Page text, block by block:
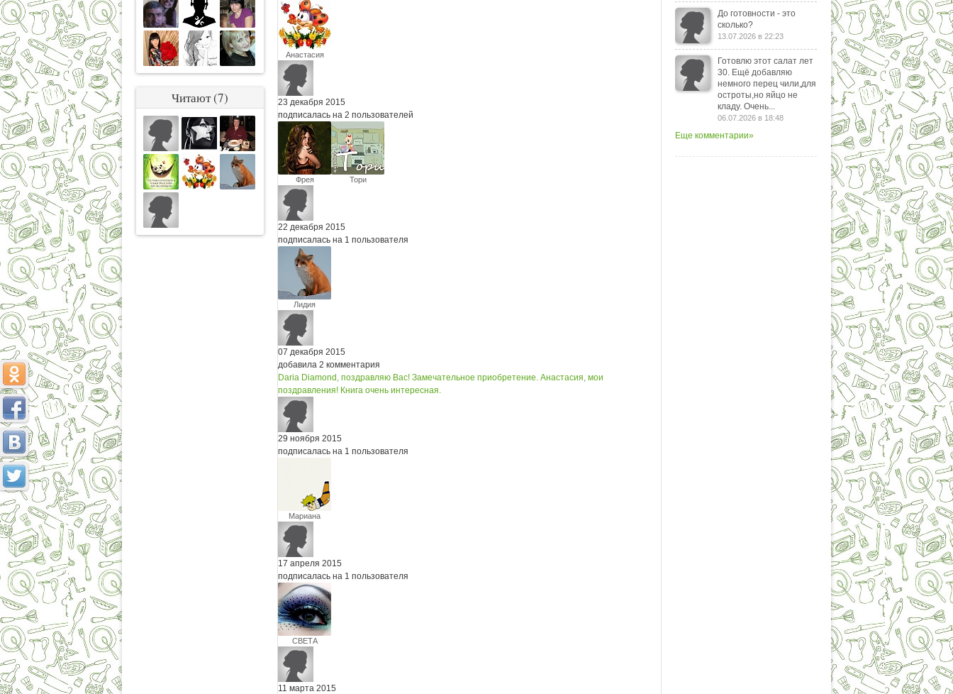
Читают (7)
Анастасия
23 декабря 2015
подписалась на 2 пользователей
Фрея Тори
22 декабря 2015
подписалась на 1 пользователя
Лидия
Комардина
07 декабря 2015
добавила 2 комментария
Daria Diamond, поздравляю Вас! Замечательное приобретение. Анастасия, мои
поздравления! Книга очень интересная.
29 ноября 2015
подписалась на 1 пользователя
Мариана
Оганнисян
17 апреля 2015
подписалась на 1 пользователя
СВЕТА
11 марта 2015
До готовности - это
сколько?
13.07.2026 в 22:23
Готовлю этот салат лет
30. Ещё добавляю
немного перец чили,для
остроты,но яйцо не
кладу. Очень...
06.07.2026 в 18:48
Еще комментарии»